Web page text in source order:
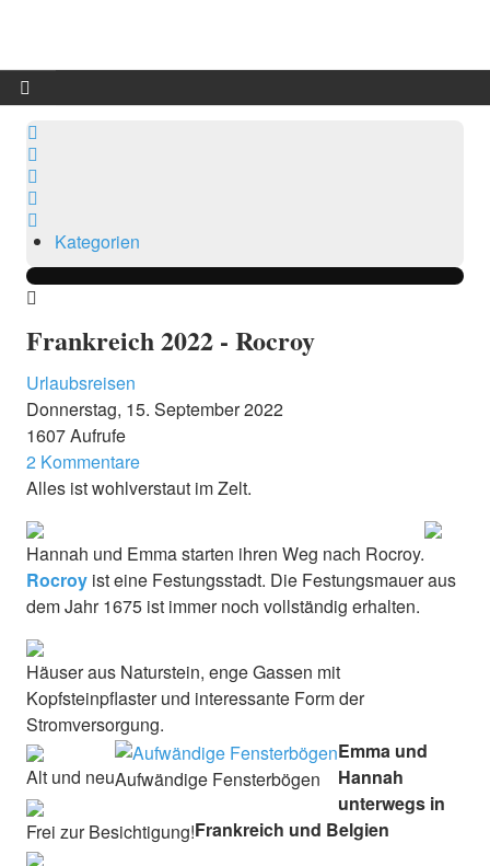
Start
Blog
Kategorie
Dramatis personae
Info
Benutzer
Kategorien
Frankreich 2022 - Rocroy
Urlaubsreisen
Donnerstag, 15. September 2022
1607 Aufrufe
2 Kommentare
Alles ist wohlverstaut im Zelt.
Hannah und Emma starten ihren Weg nach Rocroy.
Rocroy ist eine Festungsstadt. Die Festungsmauer aus
dem Jahr 1675 ist immer noch vollständig erhalten.
Häuser aus Naturstein, enge Gassen mit
Kopfsteinpflaster und interessante Form der
Stromversorgung.
Alt und neuAufwändige Fensterbögen
Frei zur Besichtigung!
Emma und
Hannah
unterwegs in
Frankreich und Belgien